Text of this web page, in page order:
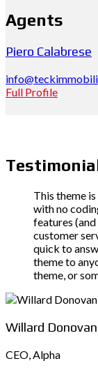
Agents
Piero Calabrese
Full Profile
This theme
with no
features
customer
quick to
theme to
theme, or
Willard Donovan
CEO, Alpha